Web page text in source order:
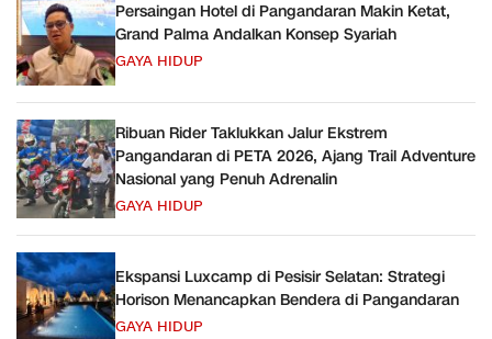
Persaingan Hotel di Pangandaran Makin Ketat,
Grand Palma Andalkan Konsep Syariah
GAYA HIDUP
Ribuan Rider Taklukkan Jalur Ekstrem
Pangandaran di PETA 2026, Ajang Trail Adventure
Nasional yang Penuh Adrenalin
GAYA HIDUP
Ekspansi Luxcamp di Pesisir Selatan: Strategi
Horison Menancapkan Bendera di Pangandaran
GAYA HIDUP